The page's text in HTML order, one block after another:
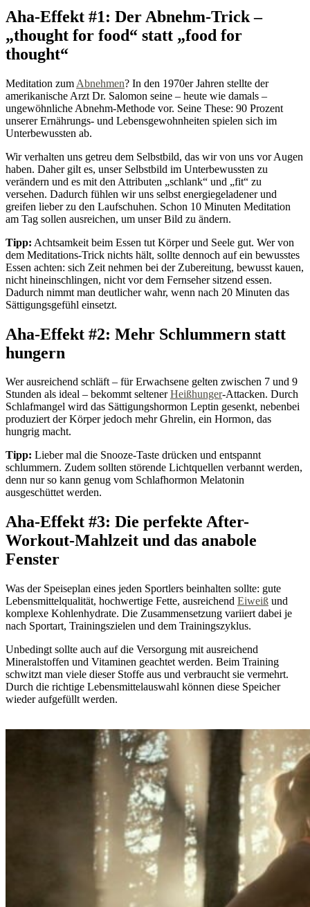
Aha-Effekt #1: Der Abnehm-Trick –
„thought for food“ statt „food for
thought“
Meditation zum Abnehmen? In den 1970er Jahren stellte der
amerikanische Arzt Dr. Salomon seine – heute wie damals –
ungewöhnliche Abnehm-Methode vor. Seine These: 90 Prozent
unserer Ernährungs- und Lebensgewohnheiten spielen sich im
Unterbewussten ab.
Wir verhalten uns getreu dem Selbstbild, das wir von uns vor Augen
haben. Daher gilt es, unser Selbstbild im Unterbewussten zu
verändern und es mit den Attributen „schlank“ und „fit“ zu
versehen. Dadurch fühlen wir uns selbst energiegeladener und
greifen lieber zu den Laufschuhen. Schon 10 Minuten Meditation
am Tag sollen ausreichen, um unser Bild zu ändern.
Tipp: Achtsamkeit beim Essen tut Körper und Seele gut. Wer von
dem Meditations-Trick nichts hält, sollte dennoch auf ein bewusstes
Essen achten: sich Zeit nehmen bei der Zubereitung, bewusst kauen,
nicht hineinschlingen, nicht vor dem Fernseher sitzend essen.
Dadurch nimmt man deutlicher wahr, wenn nach 20 Minuten das
Sättigungsgefühl einsetzt.
Aha-Effekt #2: Mehr Schlummern statt
hungern
Wer ausreichend schläft – für Erwachsene gelten zwischen 7 und 9
Stunden als ideal – bekommt seltenerHeißhunger-Attacken. Durch
Schlafmangel wird das Sättigungshormon Leptin gesenkt, nebenbei
produziert der Körper jedoch mehr Ghrelin, ein Hormon, das
hungrig macht.
Tipp: Lieber mal die Snooze-Taste drücken und entspannt
schlummern. Zudem sollten störende Lichtquellen verbannt werden,
denn nur so kann genug vom Schlafhormon Melatonin
ausgeschüttet werden.
Aha-Effekt #3: Die perfekte After-
Workout-Mahlzeit und das anabole
Fenster
Was der Speiseplan eines jeden Sportlers beinhalten sollte: gute
Lebensmittelqualität, hochwertige Fette, ausreichend Eiweiß und
komplexe Kohlenhydrate. Die Zusammensetzung variiert dabei je
nach Sportart, Trainingszielen und dem Trainingszyklus.
Unbedingt sollte auch auf die Versorgung mit ausreichend
Mineralstoffen und Vitaminen geachtet werden. Beim Training
schwitzt man viele dieser Stoffe aus und verbraucht sie vermehrt.
Durch die richtige Lebensmittelauswahl können diese Speicher
wieder aufgefüllt werden.